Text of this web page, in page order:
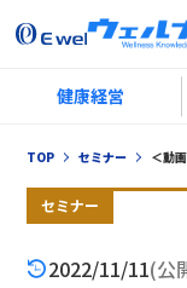
健康経営
TOP セミナー ＜動
セミナー
2022/11/11(公